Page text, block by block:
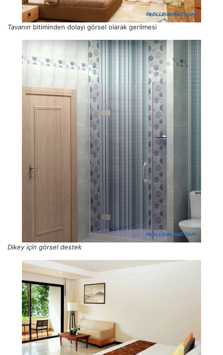
Tavanın bitiminden dolayı görsel olarak gerilmesi
Dikey için görsel destek